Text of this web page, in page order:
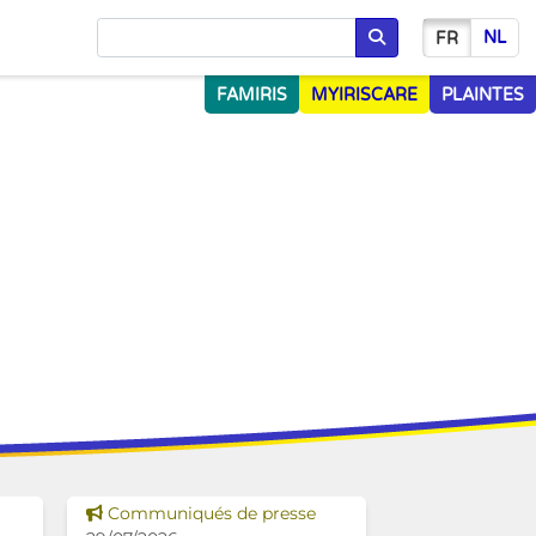
Chercher
FR NL
FAMIRIS MYIRISCARE PLAINTES
Voir cette news
Communiqués de presse